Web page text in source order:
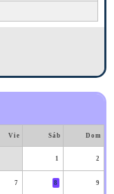
Vie Sáb Dom
1 2
7 8 9